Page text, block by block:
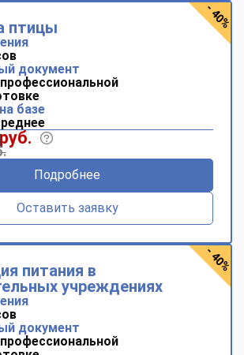
птицы
документ
базе
Подробнее
Оставить заявку
- 40%
питания в
учреждениях
документ
- 40%